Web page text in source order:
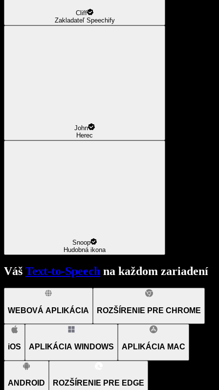
Cliff
Zakladateľ Speechify
John
Herec
Snoop
Hudobná ikona
Váš Text-to-Speech na každom zariadení
WEBOVÁ APLIKÁCIA ROZŠÍRENIE PRE CHROME
iOS APLIKÁCIA WINDOWS APLIKÁCIA MAC
ANDROID ROZŠÍRENIE PRE EDGE